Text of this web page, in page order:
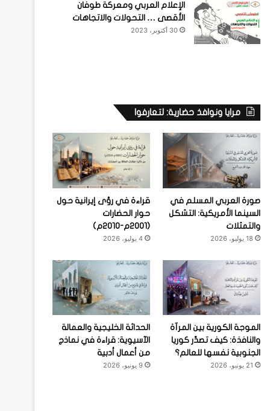
الإعلام العربي ومعركة طوفان
الأقصى … التحولات والاتجاهات
30 أكتوبر، 2023
مرايا ونوافذ حضارية: لتعارفوا
صورة العربي المسلم في
السينما الأمريكية: التشكل
والتمثلات
18 يوليو، 2026
قراءة في رؤى إيرانية حول
حوار الحضارات
(2001م-2010م)
4 يوليو، 2026
الموجة الكورية بين المرآة
والنافذة: كيف تصدِّر كوريا
الجنوبية نفسها للعالم؟
21 يونيو، 2026
الحداثة الخليجية والعمالة
الآسيوية: قراءة في نماذج
من أعمال أدبية
9 يونيو، 2026